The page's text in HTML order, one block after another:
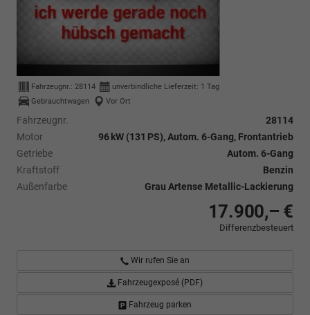
Fahrzeugnr.: 28114 unverbindliche Lieferzeit: 1 Tag
Gebrauchtwagen
Vor Ort
Fahrzeugnr.
28114
Motor
96 kW (131 PS), Autom. 6-Gang, Frontantrieb
Getriebe
Autom. 6-Gang
Kraftstoff
Benzin
Außenfarbe
Grau Artense Metallic-Lackierung
17.900,– €
Differenzbesteuert
Wir rufen Sie an
Fahrzeugexposé (PDF)
Fahrzeug parken